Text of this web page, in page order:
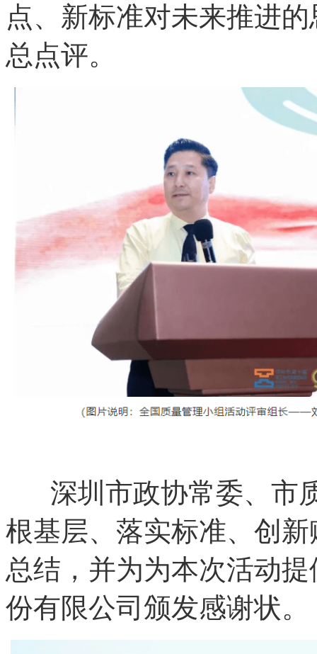
点、新标准对未来推进
总点评。
深圳市政协常委、市
根基层、落实标准、创
总结，并为为本次活动
份有限公司颁发感谢状。